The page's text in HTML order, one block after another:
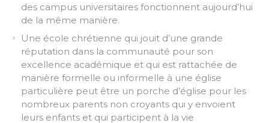
des campus universitaires fonctionnent aujourd’hui
de la même manière.
Une école chrétienne qui jouit d’une grande
réputation dans la communauté pour son
excellence académique et qui est rattachée de
manière formelle ou informelle à une église
particulière peut être un porche d’église pour les
nombreux parents non croyants qui y envoient
leurs enfants et qui participent à la vie